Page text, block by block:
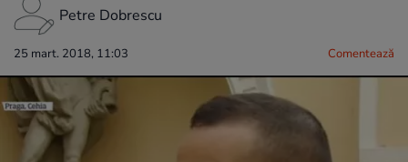
Petre Dobrescu
25 mart. 2018, 11:03 Comentează